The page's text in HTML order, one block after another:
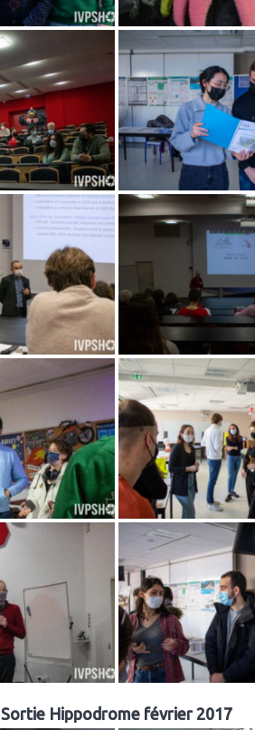
Sortie Hippodrome février 2017